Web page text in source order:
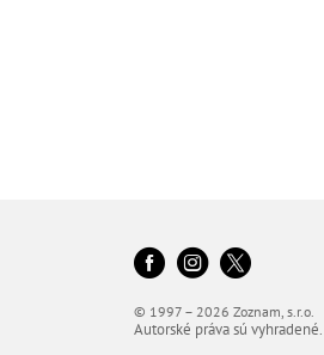
© 1997 – 2026 Zoznam, s.r.o.
Autorské práva sú vyhradené.